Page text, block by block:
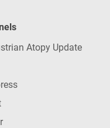
Atopy Update